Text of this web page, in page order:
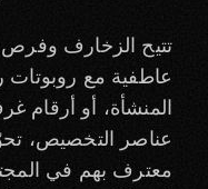
تتيح الزخارف وفرص
عاطفية مع
المنشأة، أو أرقام
عناصر التخصيص،
معترف بهم في